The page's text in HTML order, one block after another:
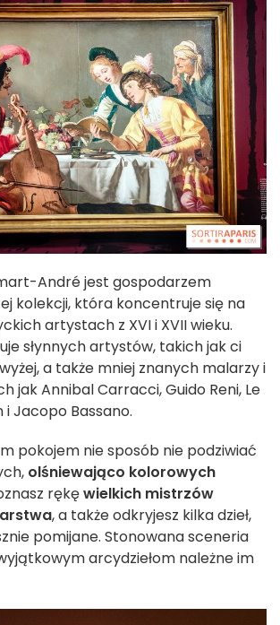
André jest gospodarzem
kolekcji, która koncentruje się na
artystach z XVI i XVII wieku.
słynnych artystów, takich jak ci
a także mniej znanych malarzy i
jak Annibal Carracci, Guido Reni, Le
Jacopo Bassano.
pokojem nie sposób nie podziwiać
olśniewająco kolorowych
rękęwielkich mistrzów
, a także odkryjesz kilka dzieł,
pomijane. Stonowana sceneria
arcydziełom należne im